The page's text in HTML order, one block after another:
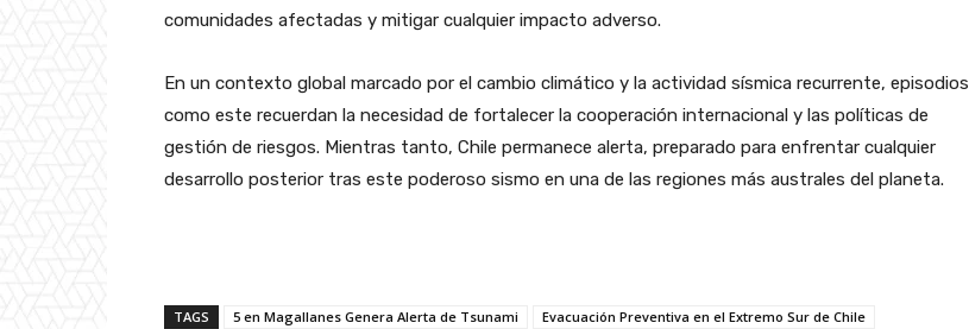
comunidades afectadas y mitigar cualquier impacto adverso.
En un contexto global marcado por el cambio climático y la actividad sísmica recurrente, episodios
como este recuerdan la necesidad de fortalecer la cooperación internacional y las políticas de
gestión de riesgos. Mientras tanto, Chile permanece alerta, preparado para enfrentar cualquier
desarrollo posterior tras este poderoso sismo en una de las regiones más australes del planeta.
TAGS 5 en Magallanes Genera Alerta de Tsunami
Evacuación Preventiva en el Extremo Sur de Chile